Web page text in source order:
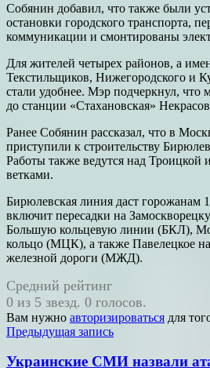
Собянин добавил, что также были
остановки городского транспорта,
коммуникации и смонтированы
Для жителей четырех районов, а
Текстильщиков, Нижегородского и
стали удобнее. Мэр подчеркнул, что
до станции «Стахановская»
Ранее Собянин рассказал, что в
приступили к строительству
Работы также ведутся над Троицкой
ветками.
Бирюлевская линия даст горожанам
включит пересадки на
Большую кольцевую линии (БКЛ),
кольцо (МЦК), а также Павелецкое
железной дороги (МЖД).
Средний рейтинг
0 из 5 звезд. 0 голосов.
Вам нужно авторизироваться для
Навигация
по
Предыдущая запись
Украинские СМИ назвали